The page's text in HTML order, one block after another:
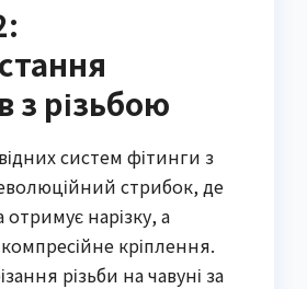
з різьбою
систем фітинги з
стрибок, де
отримує нарізку, а
кріплення.
різьби на чавуні за